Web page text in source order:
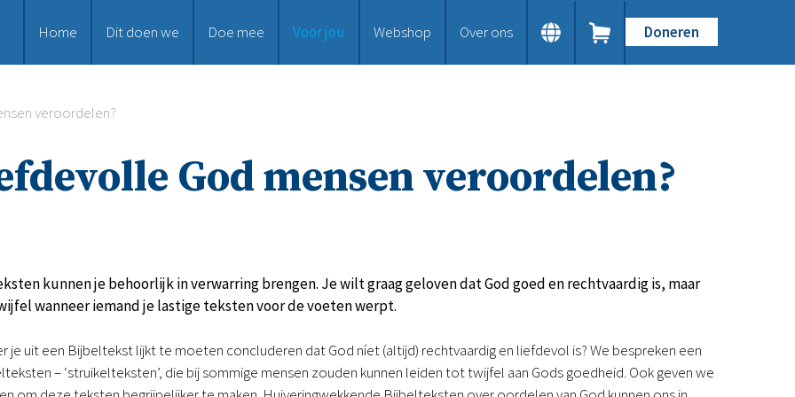
Home Dit doen we Doe mee Voor jou Webshop Over ons Doneren
veroordelen?
God mensen veroordelen?
kunnen je behoorlijk in verwarring brengen. Je wilt graag geloven dat God goed en rechtvaardig is, maar
wanneer iemand je lastige teksten voor de voeten werpt.
je uit een Bijbeltekst lijkt te moeten concluderen dat God níet (altijd) rechtvaardig en liefdevol is? We bespreken een
– ‘struikelteksten’, die bij sommige mensen zouden kunnen leiden tot twijfel aan Gods goedheid. Ook geven we
Samenwerken en toerusten
Humanitaire hulp
Doneer
Nodig ons uit
Voor jou
Kennisbank